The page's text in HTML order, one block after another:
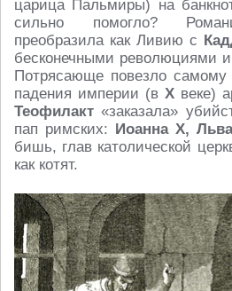
царица Пальмиры) на
сильно помогло?
преобразила как Ливию с
бесконечными революциями
Потрясающе повезло
падения империи (в X веке)
Теофилакт«заказала»
пап римских: Иоанна X,
бишь, глав католической
как котят.